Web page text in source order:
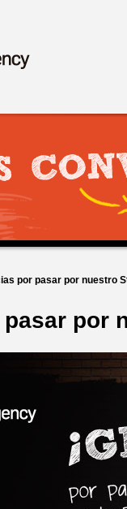
por pasar por nuestro
por